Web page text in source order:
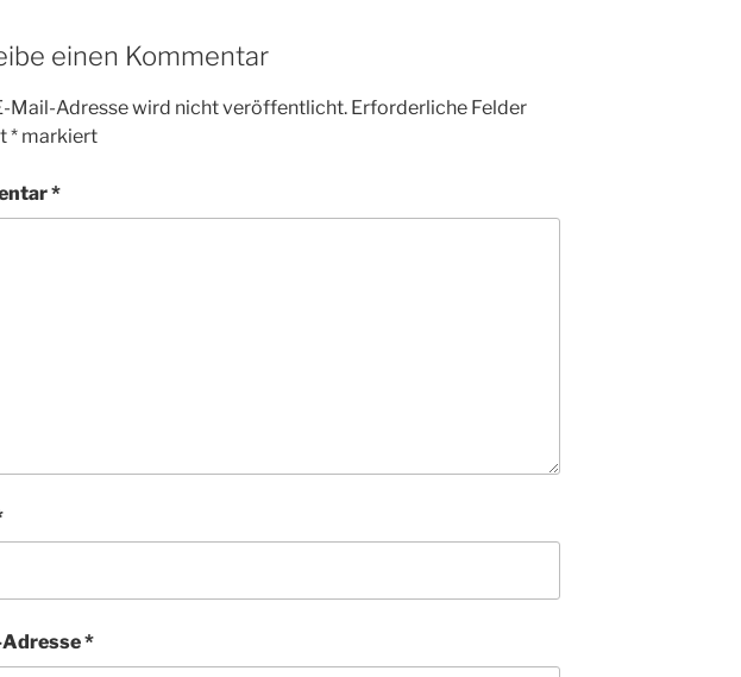
einen Kommentar
Mail-Adresse wird nicht veröffentlicht. Erforderliche Felder
* markiert
*
*